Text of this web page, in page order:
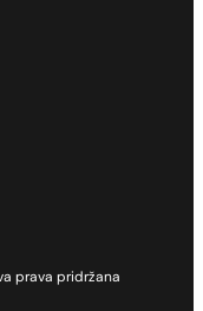
prava pridržana